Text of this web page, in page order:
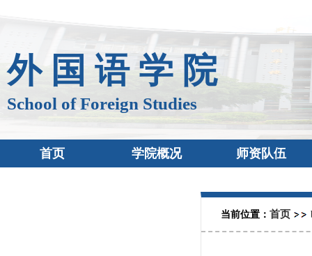
外 国 语 学 院
School of Foreign Studies
首页 学院概况 师资队伍
当前位置： 首页